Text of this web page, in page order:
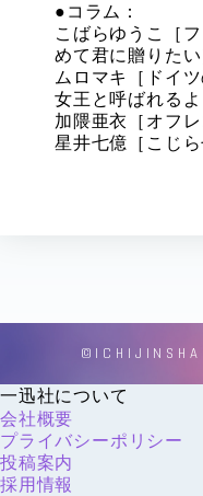
●コラム：
こばらゆうこ［
めて君に贈りたい
ムロマキ［ドイ
女王と呼ばれるよ
加隈亜衣［オフ
星井七億［こじ
一迅社について
会社概要
プライバシーポリシー
投稿案内
採用情報